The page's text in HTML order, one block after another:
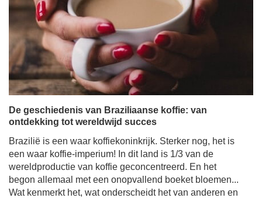
De geschiedenis van Braziliaanse koffie: van
ontdekking tot wereldwijd succes
Brazilië is een waar koffiekoninkrijk. Sterker nog, het is
een waar koffie-imperium! In dit land is 1/3 van de
wereldproductie van koffie geconcentreerd. En het
begon allemaal met een onopvallend boeket bloemen...
Wat kenmerkt het, wat onderscheidt het van anderen en